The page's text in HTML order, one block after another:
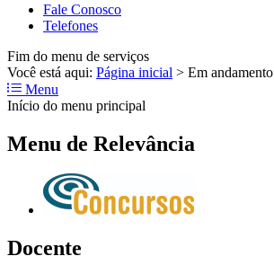
Fale Conosco
Telefones
Fim do menu de serviços
Você está aqui: Página inicial > Em andamento
Menu
Início do menu principal
Menu de Relevância
Docente